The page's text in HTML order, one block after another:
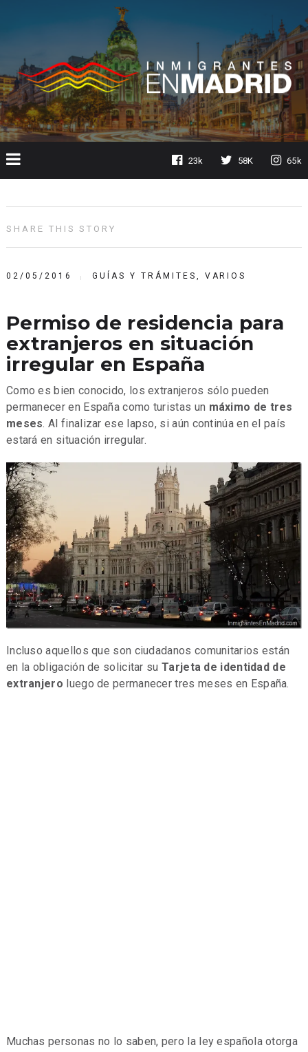
23k 58K 65k
SHARE THIS STORY
02/05/2016 GUÍAS Y TRÁMITES , VARIOS
Permiso de residencia para
extranjeros en situación
irregular en España
Como es bien conocido, los extranjeros sólo pueden
permanecer en España como turistas un máximo de tres
meses. Al finalizar ese lapso, si aún continúa en el país
estará en situación irregular.
Incluso aquellos que son ciudadanos comunitarios están
en la obligación de solicitar su Tarjeta de identidad de
extranjero luego de permanecer tres meses en España.
Muchas personas no lo saben, pero la ley española otorga